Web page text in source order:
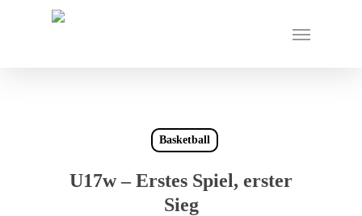
Menu
Basketball
U17w – Erstes Spiel, erster
Sieg